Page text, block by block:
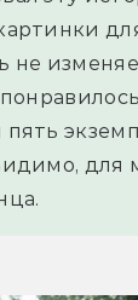
не
для